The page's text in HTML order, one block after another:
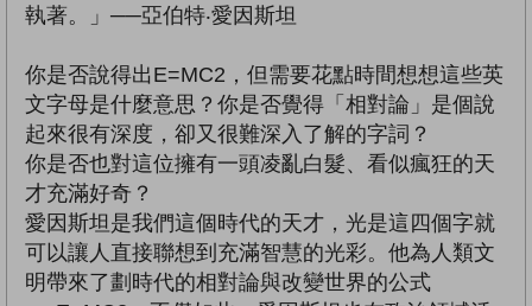
執著。」──亞伯特‧愛因斯坦
你是否說得出E=MC2，但需要花點時間想想這些英
文字母是什麼意思？你是否覺得「相對論」是個說
起來很有深度，卻又很難深入了解的字詞？
你是否也對這位擁有一頭凌亂白髮、看似瘋狂的天
才充滿好奇？
愛因斯坦是我們這個時代的天才，光是這四個字就
可以讓人直接聯想到充滿智慧的光彩。他為人類文
明帶來了劃時代的相對論與改變世界的公式